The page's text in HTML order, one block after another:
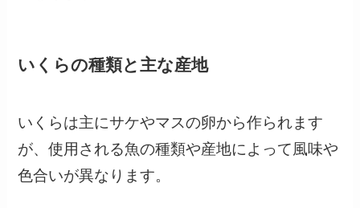
いくらの種類と主な産地
いくらは主にサケやマスの卵から作られます
が、使用される魚の種類や産地によって風味や
色合いが異なります。